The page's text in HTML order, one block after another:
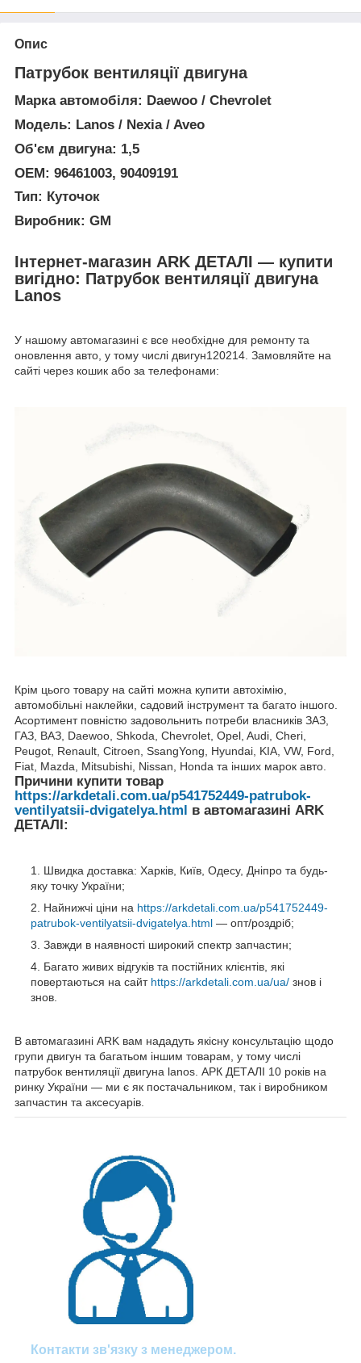
Опис
Патрубок вентиляції двигуна
Марка автомобіля: Daewoo / Chevrolet
Модель: Lanos / Nexia / Aveo
Об'єм двигуна: 1,5
OEM: 96461003, 90409191
Тип: Куточок
Виробник: GM
Інтернет-магазин ARK ДЕТАЛІ — купити
вигідно: Патрубок вентиляції двигуна
Lanos
У нашому автомагазині є все необхідне для ремонту та
оновлення авто, у тому числі двигун120214. Замовляйте на
сайті через кошик або за телефонами:
Крім цього товару на сайті можна купити автохімію,
автомобільні наклейки, садовий інструмент та багато іншого.
Асортимент повністю задовольнить потреби власників ЗАЗ,
ГАЗ, ВАЗ, Daewoo, Shkoda, Chevrolet, Opel, Audi, Cheri,
Peugot, Renault, Citroen, SsangYong, Hyundai, KIA, VW, Ford,
Fiat, Mazda, Mitsubishi, Nissan, Honda та інших марок авто.
Причини купити товар
https://arkdetali.com.ua/p541752449-patrubok-
ventilyatsii-dvigatelya.html в автомагазині ARK
ДЕТАЛІ:
Швидка доставка: Харків, Київ, Одесу, Дніпро та будь-
яку точку України;
Найнижчі ціни на https://arkdetali.com.ua/p541752449-
patrubok-ventilyatsii-dvigatelya.html — опт/роздріб;
Завжди в наявності широкий спектр запчастин;
Багато живих відгуків та постійних клієнтів, які
повертаються на сайт https://arkdetali.com.ua/ua/ знов і
знов.
В автомагазині ARK вам нададуть якісну консультацію щодо
групи двигун та багатьом іншим товарам, у тому числі
патрубок вентиляції двигуна lanos. АРК ДЕТАЛІ 10 років на
ринку України — ми є як постачальником, так і виробником
запчастин та аксесуарів.
Контакти зв'язку з менеджером.